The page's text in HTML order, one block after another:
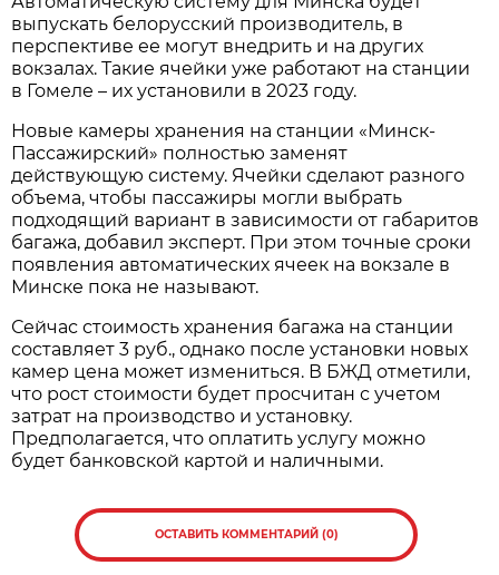
выпускать белорусский производитель, в
перспективе ее могут внедрить и на других
вокзалах. Такие ячейки уже работают на станции
в Гомеле – их установили в 2023 году.
Новые камеры хранения на станции «Минск-
Пассажирский» полностью заменят
действующую систему. Ячейки сделают разного
объема, чтобы пассажиры могли выбрать
подходящий вариант в зависимости от габаритов
багажа, добавил эксперт. При этом точные сроки
появления автоматических ячеек на вокзале в
Минске пока не называют.
Сейчас стоимость хранения багажа на станции
составляет 3 руб., однако после установки новых
камер цена может измениться. В БЖД отметили,
что рост стоимости будет просчитан с учетом
затрат на производство и установку.
Предполагается, что оплатить услугу можно
будет банковской картой и наличными.
ОСТАВИТЬ КОММЕНТАРИЙ (0)